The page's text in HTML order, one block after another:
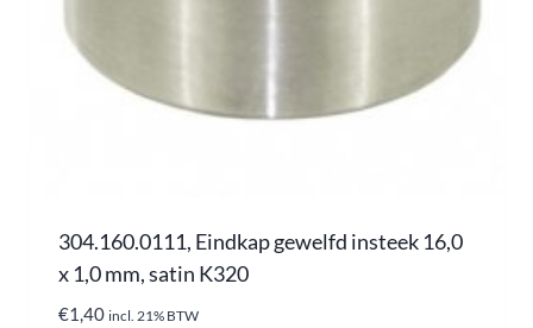
304.160.0111, Eindkap gewelfd insteek 16,0
x 1,0 mm, satin K320
€1,40 incl. 21% BTW